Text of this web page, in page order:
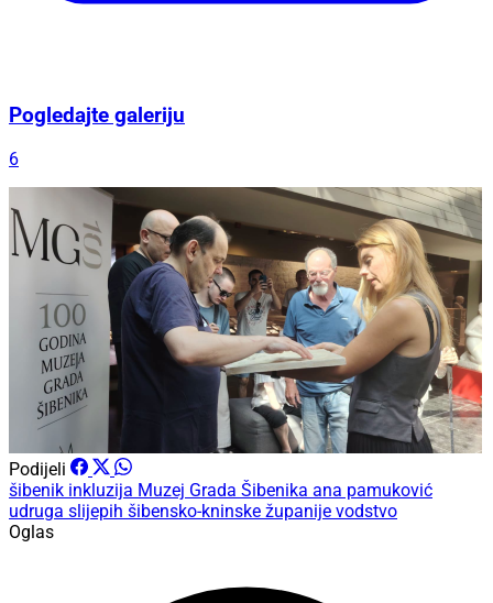
Pogledajte galeriju
6
Podijeli
šibenik inkluzija Muzej Grada Šibenika ana pamuković
udruga slijepih šibensko-kninske županije vodstvo
Oglas